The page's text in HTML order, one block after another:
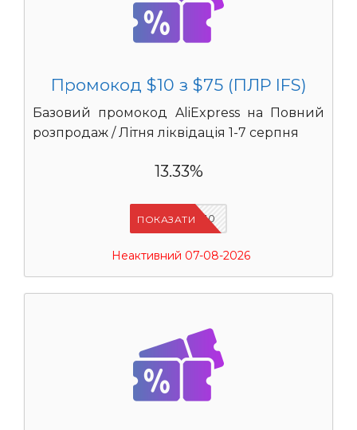
Промокод $10 з $75 (ПЛР IFS)
Базовий промокод AliExpress на Повний
розпродаж / Літня ліквідація 1-7 серпня
13.33%
IFSCDUA10
ПОКАЗАТИ
Неактивний 07-08-2026